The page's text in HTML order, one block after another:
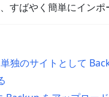
すばやく簡単にインポ
独のサイトとして